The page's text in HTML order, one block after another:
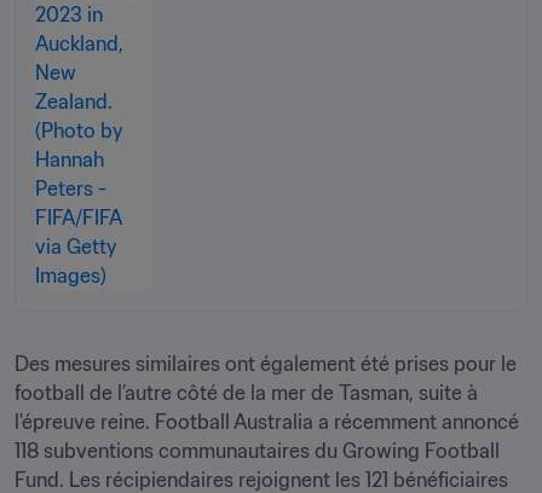
Des mesures similaires ont également été prises pour le
football de l’autre côté de la mer de Tasman, suite à
l'épreuve reine. Football Australia a récemment annoncé
118 subventions communautaires du Growing Football
Fund. Les récipiendaires rejoignent les 121 bénéficiaires